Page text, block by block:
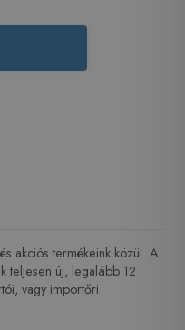
akciós termékeink közül. A
teljesen új, legalább 12
vagy importőri